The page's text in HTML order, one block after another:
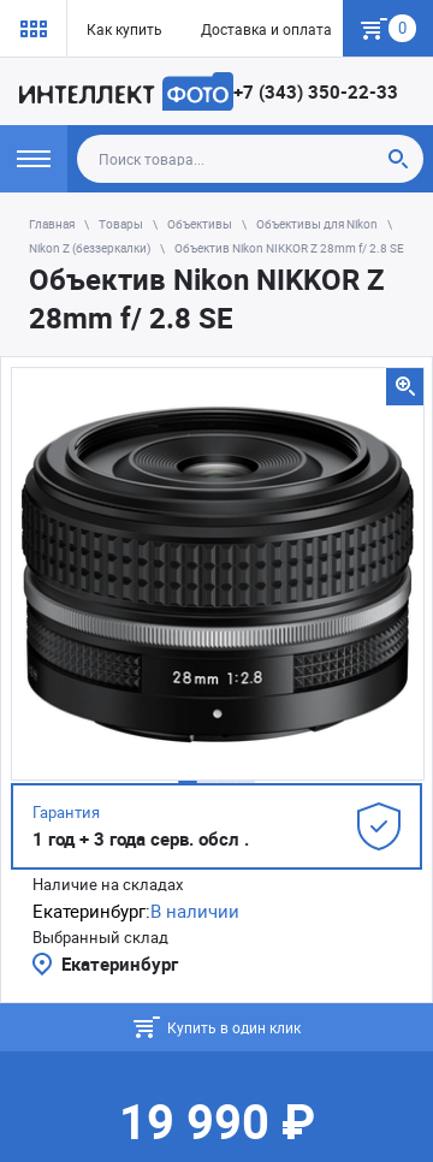
Как купить Доставка и оплата Гарантия
0
+7 (343) 350-22-33
Главная Товары Объективы
Объективы для Nikon
Nikon Z (беззеркалки)
Объектив Nikon NIKKOR Z 28mm f/ 2.8 SE
Объектив Nikon NIKKOR Z
28mm f/ 2.8 SE
Гарантия
1 год + 3 года серв. обсл .
Наличие на складах
Екатеринбург:В наличии
Выбранный склад
Екатеринбург
Купить в один клик
19 990 ₽